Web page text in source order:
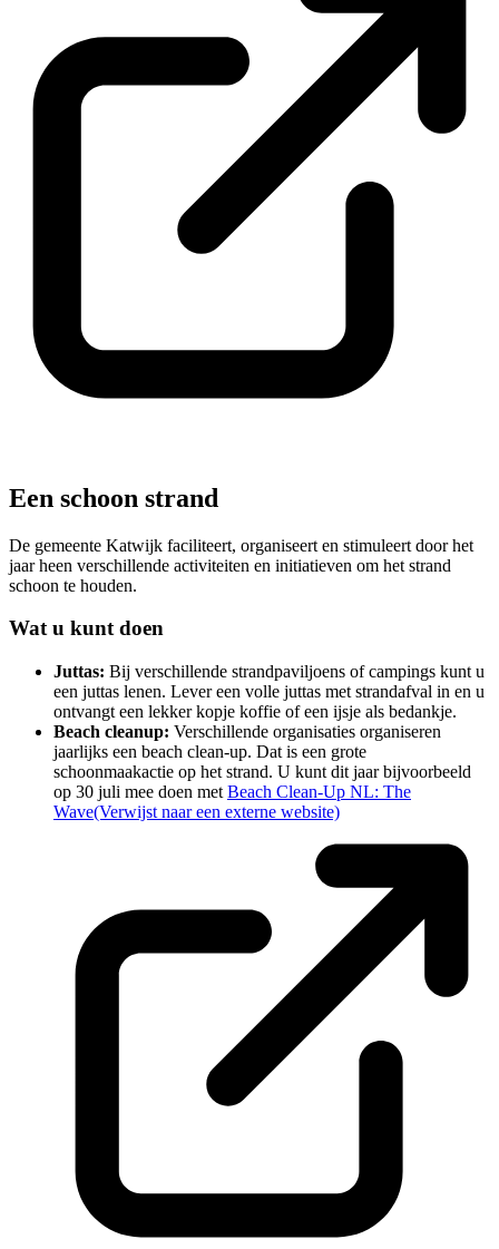
Een schoon strand
De gemeente Katwijk faciliteert, organiseert en stimuleert door het
jaar heen verschillende activiteiten en initiatieven om het strand
schoon te houden.
Wat u kunt doen
Juttas: Bij verschillende strandpaviljoens of campings kunt u
een juttas lenen. Lever een volle juttas met strandafval in en u
ontvangt een lekker kopje koffie of een ijsje als bedankje.
Beach cleanup: Verschillende organisaties organiseren
jaarlijks een beach clean-up. Dat is een grote
schoonmaakactie op het strand. U kunt dit jaar bijvoorbeeld
op 30 juli mee doen met Beach Clean-Up NL: The
Wave(Verwijst naar een externe website)